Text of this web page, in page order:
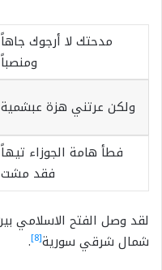
مدحتك لا أرجوك جاهاً
ومنصباً
ولكن عرتني هزة عبشمية
فطأ هامة الجوزاء تيهاً
فقد مشت
شمال شرقي سورية[8]
.